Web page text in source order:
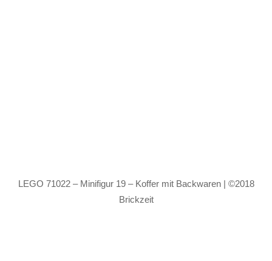
LEGO 71022 – Minifigur 19 – Koffer mit Backwaren | ©2018
Brickzeit